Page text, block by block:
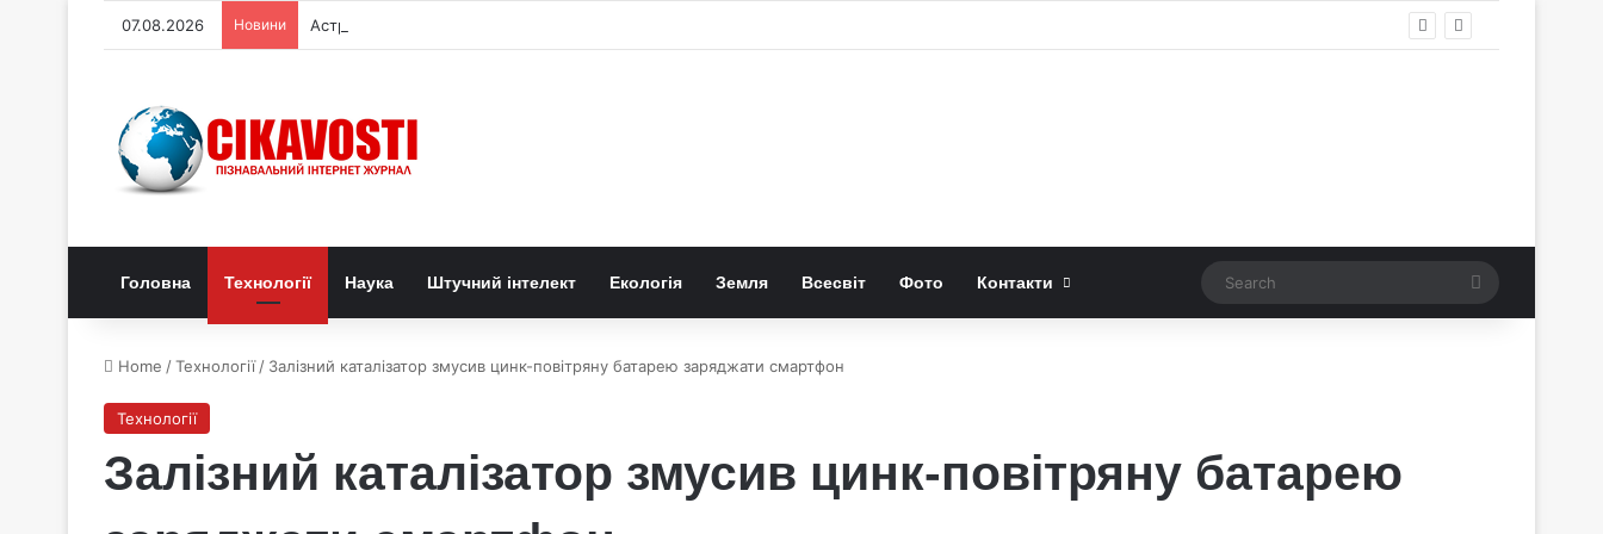
07.08.2026 Новини Астрономи виявили трильйонмильний газовий потік до GW Оріона
Головна Технології Наука Штучний інтелект Екологія Земля Всесвіт Фото Контакти Search
Home /Технології / Залізний каталізатор змусив цинк-повітряну батарею заряджати смартфон
Технології
Залізний каталізатор змусив цинк-повітряну батарею